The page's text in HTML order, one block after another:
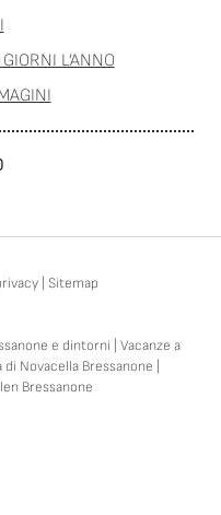
L’ANNO
Sitemap
e dintorni
Vacanze a
di Novacella Bressanone
Bressanone